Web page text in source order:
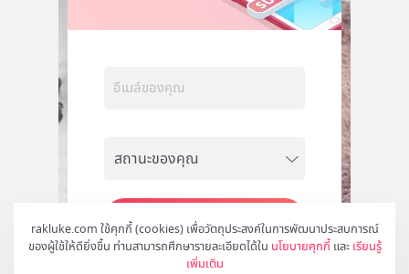
rakluke.com ใช้คุกกี้ (cookies) เพื่อวัตถุประสงค์ในการพัฒนาประสบการณ์
ของผู้ใช้ให้ดียิ่งขึ้น ท่านสามารถศึกษารายละเอียดได้ใน นโยบายคุกกี้ และ เรียนรู้
เพิ่มเติม
สมัคร